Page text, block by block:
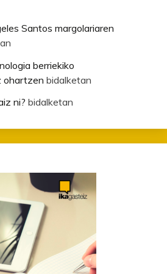
Santos margolariaren
berriekiko
ohartzen bidalketan
ni? bidalketan